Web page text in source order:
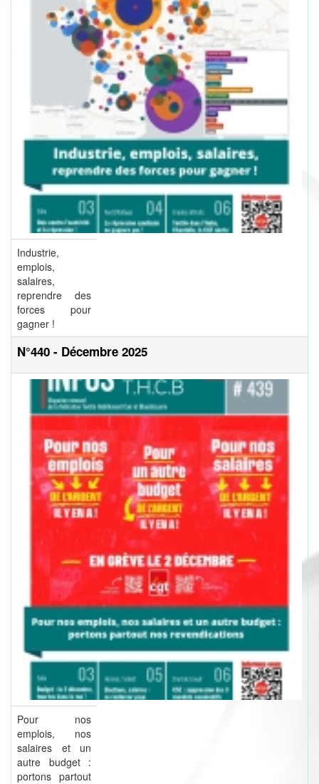
Industrie,
emplois,
salaires,
reprendre des
forces pour
gagner !
N°440 - Décembre 2025
Pour nos
emplois, nos
salaires et un
autre budget :
portons partout